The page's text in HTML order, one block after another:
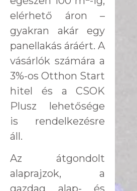
elérhető áron –
gyakran akár egy
panellakás áráért. A
vásárlók számára a
3%-os Otthon Start
hitel és a CSOK
Plusz lehetősége
is rendelkezésre
áll.
Az átgondolt
alaprajzok, a